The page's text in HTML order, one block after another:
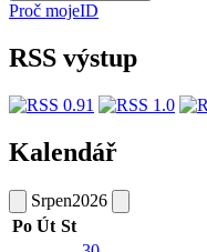
Proč mojeID
RSS výstup
Kalendář
Srpen2026
Po Út St